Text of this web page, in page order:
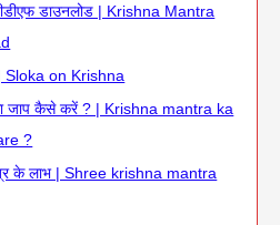
डाउनलोड | Krishna Mantra
Sloka on Krishna
जाप कैसे करें ? | Krishna mantra ka
?
के लाभ | Shree krishna mantra